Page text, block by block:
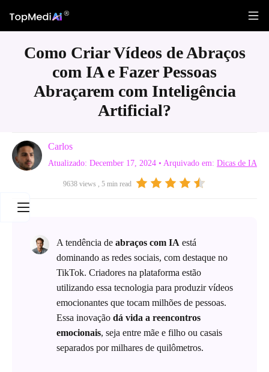
Como Criar Vídeos de Abraços
com IA e Fazer Pessoas
Abraçarem com Inteligência
Artificial?
Carlos
Atualizado: December 17, 2024 • Arquivado em: Dicas de IA
9638 views , 5 min read
A tendência de abraços com IA está
dominando as redes sociais, com destaque no
TikTok. Criadores na plataforma estão
utilizando essa tecnologia para produzir vídeos
emocionantes que tocam milhões de pessoas.
Essa inovação dá vida a reencontros
emocionais, seja entre mãe e filho ou casais
separados por milhares de quilômetros.